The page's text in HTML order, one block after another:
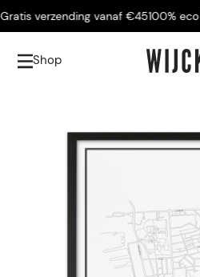
verzending vanaf €45100% eco
Shop